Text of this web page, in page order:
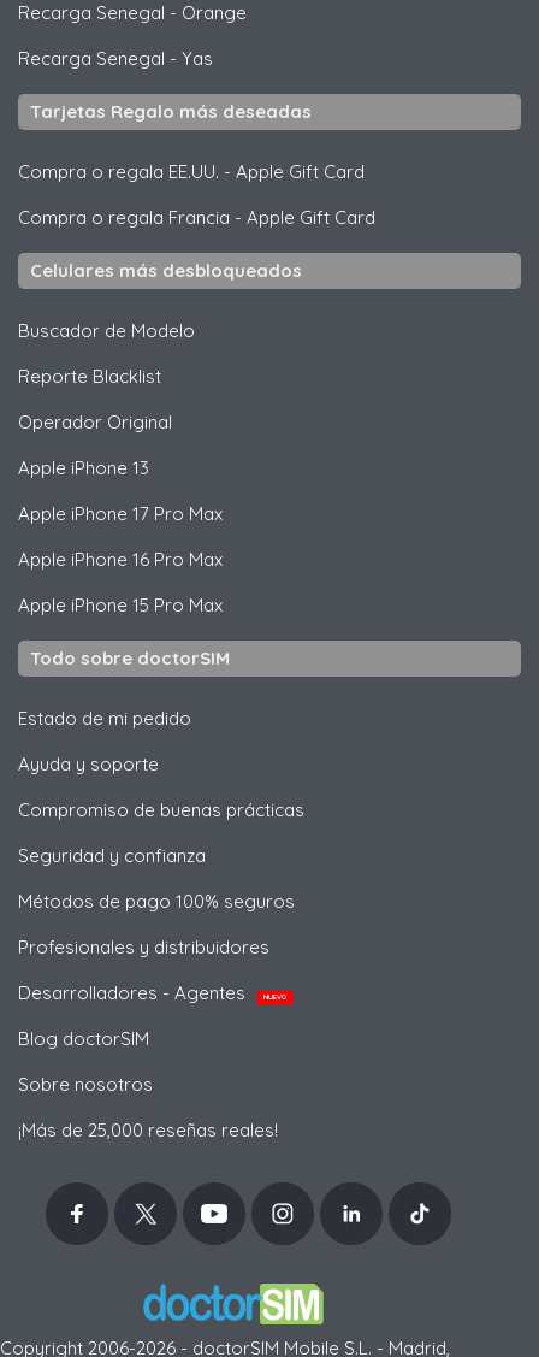
Recarga Senegal - Orange
Recarga Senegal - Yas
Tarjetas Regalo más deseadas
Compra o regala EE.UU. - Apple Gift Card
Compra o regala Francia - Apple Gift Card
Celulares más desbloqueados
Buscador de Modelo
Reporte Blacklist
Operador Original
Apple iPhone 13
Apple iPhone 17 Pro Max
Apple iPhone 16 Pro Max
Apple iPhone 15 Pro Max
Todo sobre doctorSIM
Estado de mi pedido
Ayuda y soporte
Compromiso de buenas prácticas
Seguridad y confianza
Métodos de pago 100% seguros
Profesionales y distribuidores
Desarrolladores - Agentes
NUEVO
Blog doctorSIM
Sobre nosotros
¡Más de 25,000 reseñas reales!
Copyright 2006-2026 - doctorSIM Mobile S.L. - Madrid,